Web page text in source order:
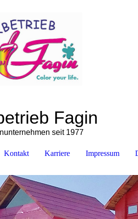
Fagin
seit 1977
Kontakt Karriere Impressum